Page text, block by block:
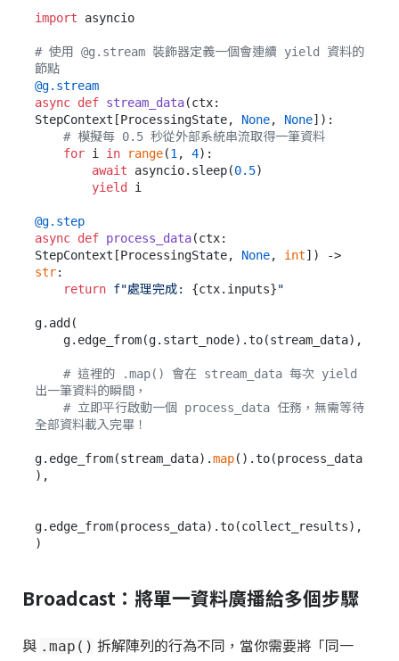
import asyncio
# 使用 @g.stream 裝飾器定義一個會連續 yield 資料的
節點
@g.stream
async def stream_data(ctx:
StepContext[ProcessingState, None, None] ):
# 模擬每 0.5 秒從外部系統串流取得一筆資料
for i in range(1 , 4):
await asyncio.sleep(0.5)
yield
i
@g.step
async def process_data(ctx:
StepContext[ProcessingState, None, int]
str:
return f"處理完成: {ctx.inputs}"
g.add(
# 這裡的 .map() 會在 stream_data 每次 yield
出一筆資料的瞬間，
# 立即平行啟動一個 process_data 任務，無需等待
全部資料載入完畢！
g.edge_from(stream_data).map().to(process_data
),
g.edge_from(process_data).to(collect_results),
Broadcast：將單一資料廣播給多個步驟
與 .map() 拆解陣列的行為不同，當你需要將「同一